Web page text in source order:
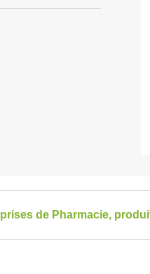
de Pharmacie,